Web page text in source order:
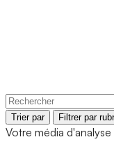
Trier par Filtrer par
Votre média